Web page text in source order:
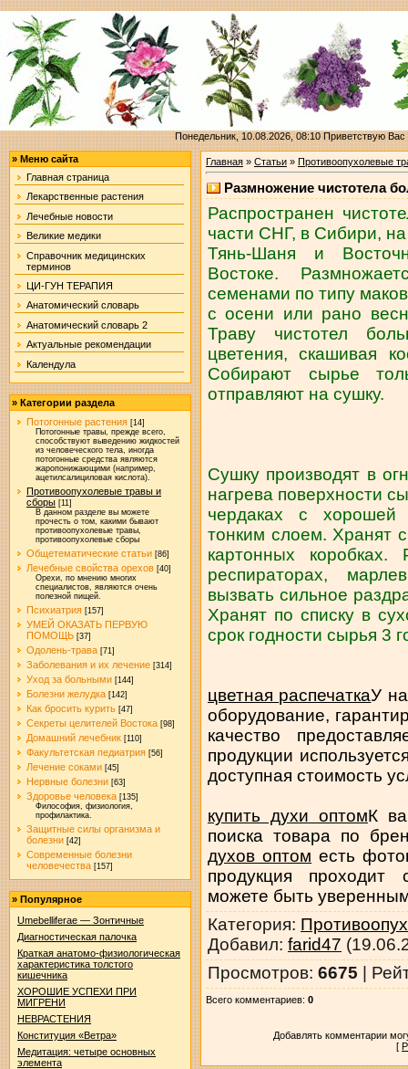
Понедельник, 10.08.2026, 08:10Приветствую Вас
» Меню сайта
Главная страница
Лекарственные растения
Лечебные новости
Великие медики
Справочник медицинских
терминов
ЦИ-ГУН ТЕРАПИЯ
Анатомический словарь
Анатомический словарь 2
Актуальные рекомендации
Календула
» Категории раздела
Потогонные растения [14]
Потогонные травы, прежде всего,
способствуют выведению жидкостей
из человеческого тела, иногда
потогонные средства являются
жаропонижающими (например,
ацетилсалициловая кислота).
Противоопухолевые травы и
сборы [11]
В данном разделе вы можете
прочесть о том, какими бывают
противоопухолевые травы,
противоопухолевые сборы
Общетематические статьи [86]
Лечебные свойства орехов [40]
Орехи, по мнению многих
специалистов, являются очень
полезной пищей.
Психиатрия [157]
УМЕЙ ОКАЗАТЬ ПЕРВУЮ
ПОМОЩЬ [37]
Одолень-трава [71]
Заболевания и их лечение [314]
Уход за больными [144]
Болезни желудка [142]
Как бросить курить [47]
Секреты целителей Востока [98]
Домашний лечебник [110]
Факультетская педиатрия [56]
Лечение соками [45]
Нервные болезни [63]
Здоровье человека [135]
Философия, физиология,
профилактика.
Защитные силы организма и
болезни [42]
Современные болезни
человечества [157]
» Популярное
Umebelliferae — Зонтичные
Диагностическая палочка
Краткая анатомо-физиологическая
характеристика толстого
кишечника
ХОРОШИЕ УСПЕХИ ПРИ
МИГРЕНИ
НЕВРАСТЕНИЯ
Конституция «Ветра»
Медитация: четыре основных
элемента
Главная» Статьи» Противоопухолевые
Размножение чистотела
Распространен
части СНГ, в Сибири,
Тянь-Шаня и
Востоке.
семенами по типу
с осени или рано
Траву чистотел
цветения, скашивая
Собирают сырье
отправляют на сушку.
Сушку производят в
нагрева поверхности
чердаках с хорошей
тонким слоем. Хранят
картонных
респираторах,
вызвать сильное
Хранят по списку в
срок годности сырья 3
цветная распечаткаУ
оборудование,
качество
продукции
доступная стоимость
купить духи оптомК
поиска товара по
духов оптом есть
продукция проходит
можете быть
Категория:
Добавил: farid47
Просмотров: 6675 |
Всего комментариев: 0
Добавлять комментарии
[